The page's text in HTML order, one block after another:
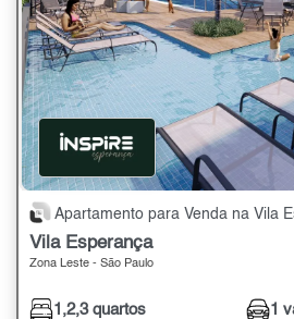
Apartamento para Venda na Vila Esperança
Vila Esperança
Zona Leste - São Paulo
1,2,3 quartos 1